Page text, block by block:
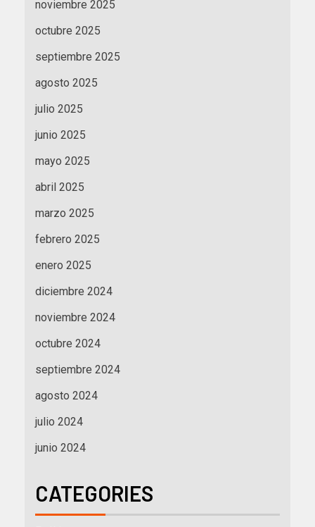
noviembre 2025
octubre 2025
septiembre 2025
agosto 2025
julio 2025
junio 2025
mayo 2025
abril 2025
marzo 2025
febrero 2025
enero 2025
diciembre 2024
noviembre 2024
octubre 2024
septiembre 2024
agosto 2024
julio 2024
junio 2024
CATEGORIES